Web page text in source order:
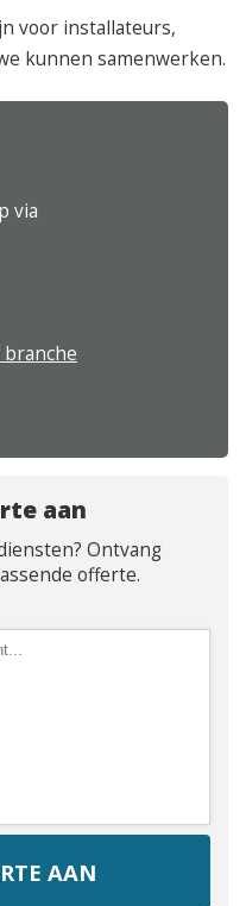
voor installateurs,
kunnen samenwerken.
via
aan
Ontvang
offerte.